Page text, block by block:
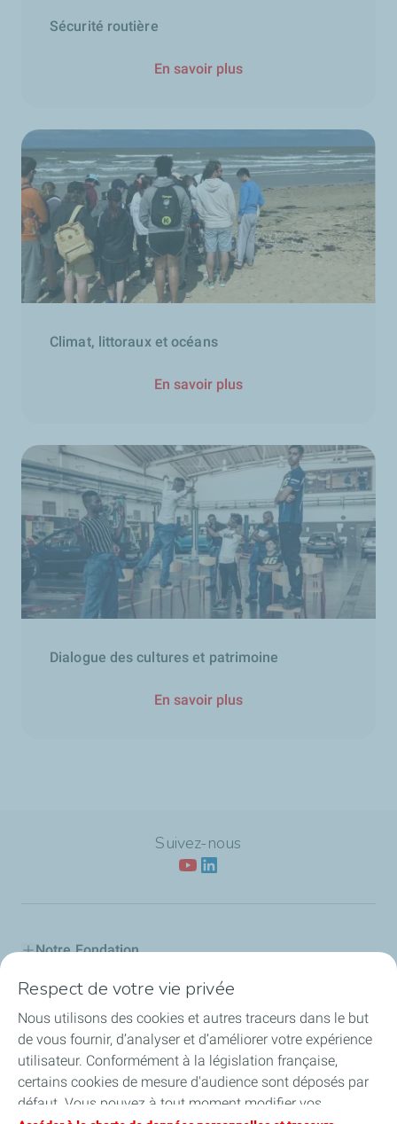
Sécurité routière
En savoir plus
Climat, littoraux et océans
En savoir plus
Dialogue des cultures et patrimoine
En savoir plus
Suivez-nous
Notre Fondation
Nos actions
L'Industreet
Nos partenaires
Salariés engagés
Respect de votre vie privée
Nous utilisons des cookies et autres traceurs dans le but
de vous fournir, d’analyser et d’améliorer votre expérience
utilisateur. Conformément à la législation française,
certains cookies de mesure d'audience sont déposés par
défaut. Vous pouvez à tout moment modifier vos